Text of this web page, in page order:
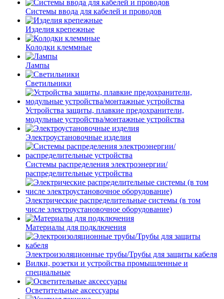
Системы ввода для кабелей и проводов
Изделия крепежные
Колодки клеммные
Лампы
Светильники
Устройства защиты, плавкие предохранители,
модульные устройства/монтажные устройства
Электроустановочные изделия
Системы распределения электроэнергии/
распределительные устройства
Электрические распределительные системы (в том
числе электроустановочное оборудование)
Материалы для подключения
Электроизоляционные трубы/Трубы для защиты кабеля
Вилки, розетки и устройства промышленные и
специальные
Осветительные аксессуары